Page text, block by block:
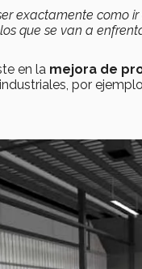
exactamente como
que se van a
en la mejora de
por